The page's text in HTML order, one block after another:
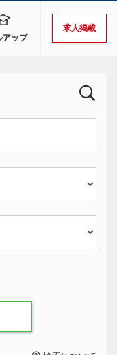
アップ
求人掲載